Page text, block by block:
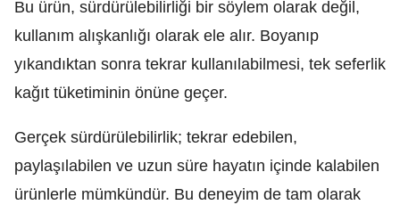
Bu ürün, sürdürülebilirliği bir söylem olarak değil,
kullanım alışkanlığı olarak ele alır. Boyanıp
yıkandıktan sonra tekrar kullanılabilmesi, tek seferlik
kağıt tüketiminin önüne geçer.
Gerçek sürdürülebilirlik; tekrar edebilen,
paylaşılabilen ve uzun süre hayatın içinde kalabilen
ürünlerle mümkündür. Bu deneyim de tam olarak